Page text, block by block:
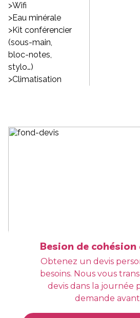
>Wifi
>Eau minérale
>Kit conférencier
(sous-main,
bloc-notes,
stylo…)
>Climatisation
Besion de cohésion
Obtenez un devis
besoins. Nous vous
devis dans la journée
demande avant